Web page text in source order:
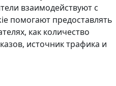
взаимодействуют с
помогают предоставлять
как количество
источник трафика и